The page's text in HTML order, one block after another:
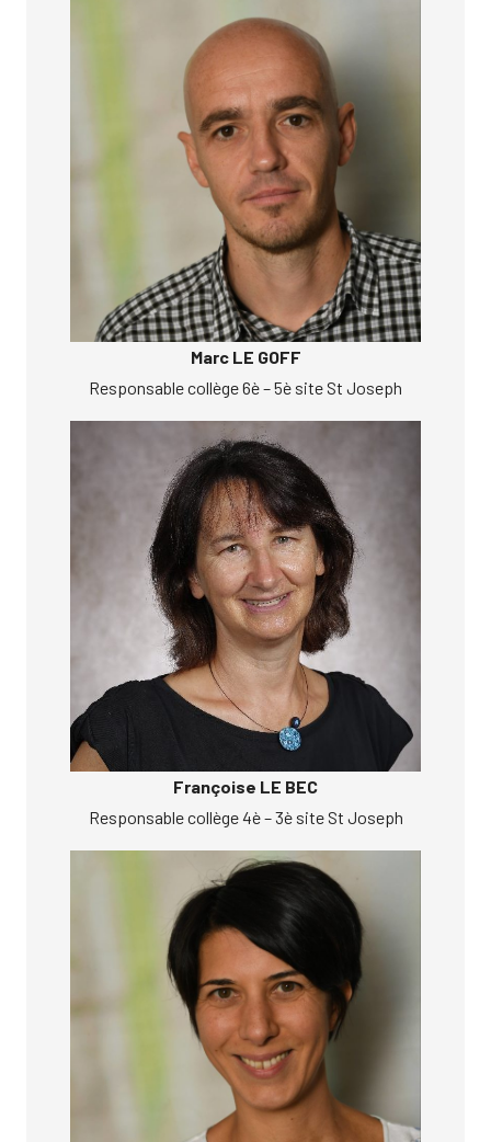
Marc LE GOFF
Responsable collège 6è – 5è site St Joseph
Françoise LE BEC
Responsable collège 4è – 3è site St Joseph